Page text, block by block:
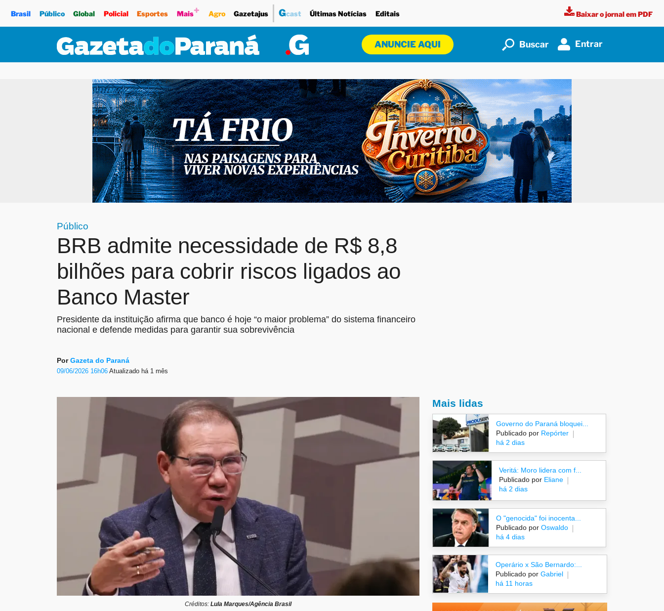
Brasil Público Global Policial Esportes Mais+ Agro Gazetajus Gcast Últimas Notícias Editais Baixar o jornal em PDF
ANUNCIE AQUI Buscar Entrar
Público
BRB admite necessidade de R$ 8,8
bilhões para cobrir riscos ligados ao
Banco Master
Presidente da instituição afirma que banco é hoje “o maior problema” do sistema financeiro
nacional e defende medidas para garantir sua sobrevivência
PorGazeta do Paraná
09/06/2026 16h06Atualizado há 1 mês
Créditos: Lula Marques/Agência Brasil
Mais lidas
Governo do Paraná bloquei...
Publicado por Repórter
há 2 dias
Veritá: Moro lidera com f...
Publicado porEliane
há 2 dias
O "genocida" foi inocenta...
Publicado por Oswaldo
há 4 dias
Operário x São Bernardo:...
Publicado porGabriel
há 11 horas